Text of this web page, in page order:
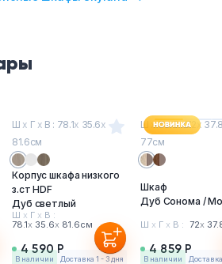
Ш х Г х В : 78.1х 35.6х
81.6см
Корпус шкафа низкого
з.ст HDF
Дуб светлый
Ш х Г х В :
78.1х 35.6х 81.6см
4 590 Р
в наличии Доставка 1 - 3 дня
Ш хГхВ : 72 х
77см
Шкаф
Дуб Сонома /
Ш х Г х В : 72х
4 859 Р
в наличии